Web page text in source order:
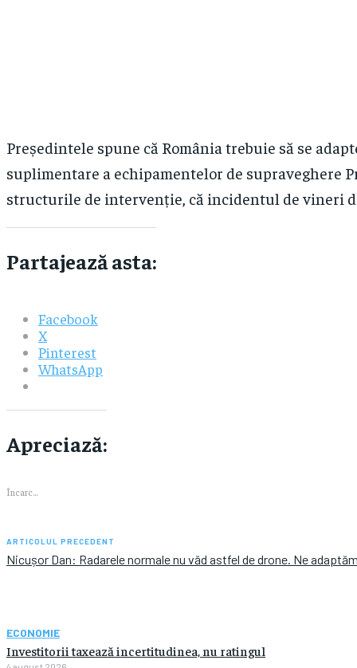
Președintele spune că România trebuie să se
suplimentare a echipamentelor de supraveghere
structurile de intervenție, că incidentul de vineri
Partajează asta:
Facebook
X
Pinterest
WhatsApp
Apreciază:
Încarc...
ARTICOLUL PRECEDENT
Nicușor Dan: Radarele normale nu văd astfel de drone. Ne
ECONOMIE
Investitorii taxează incertitudinea, nu ratingul